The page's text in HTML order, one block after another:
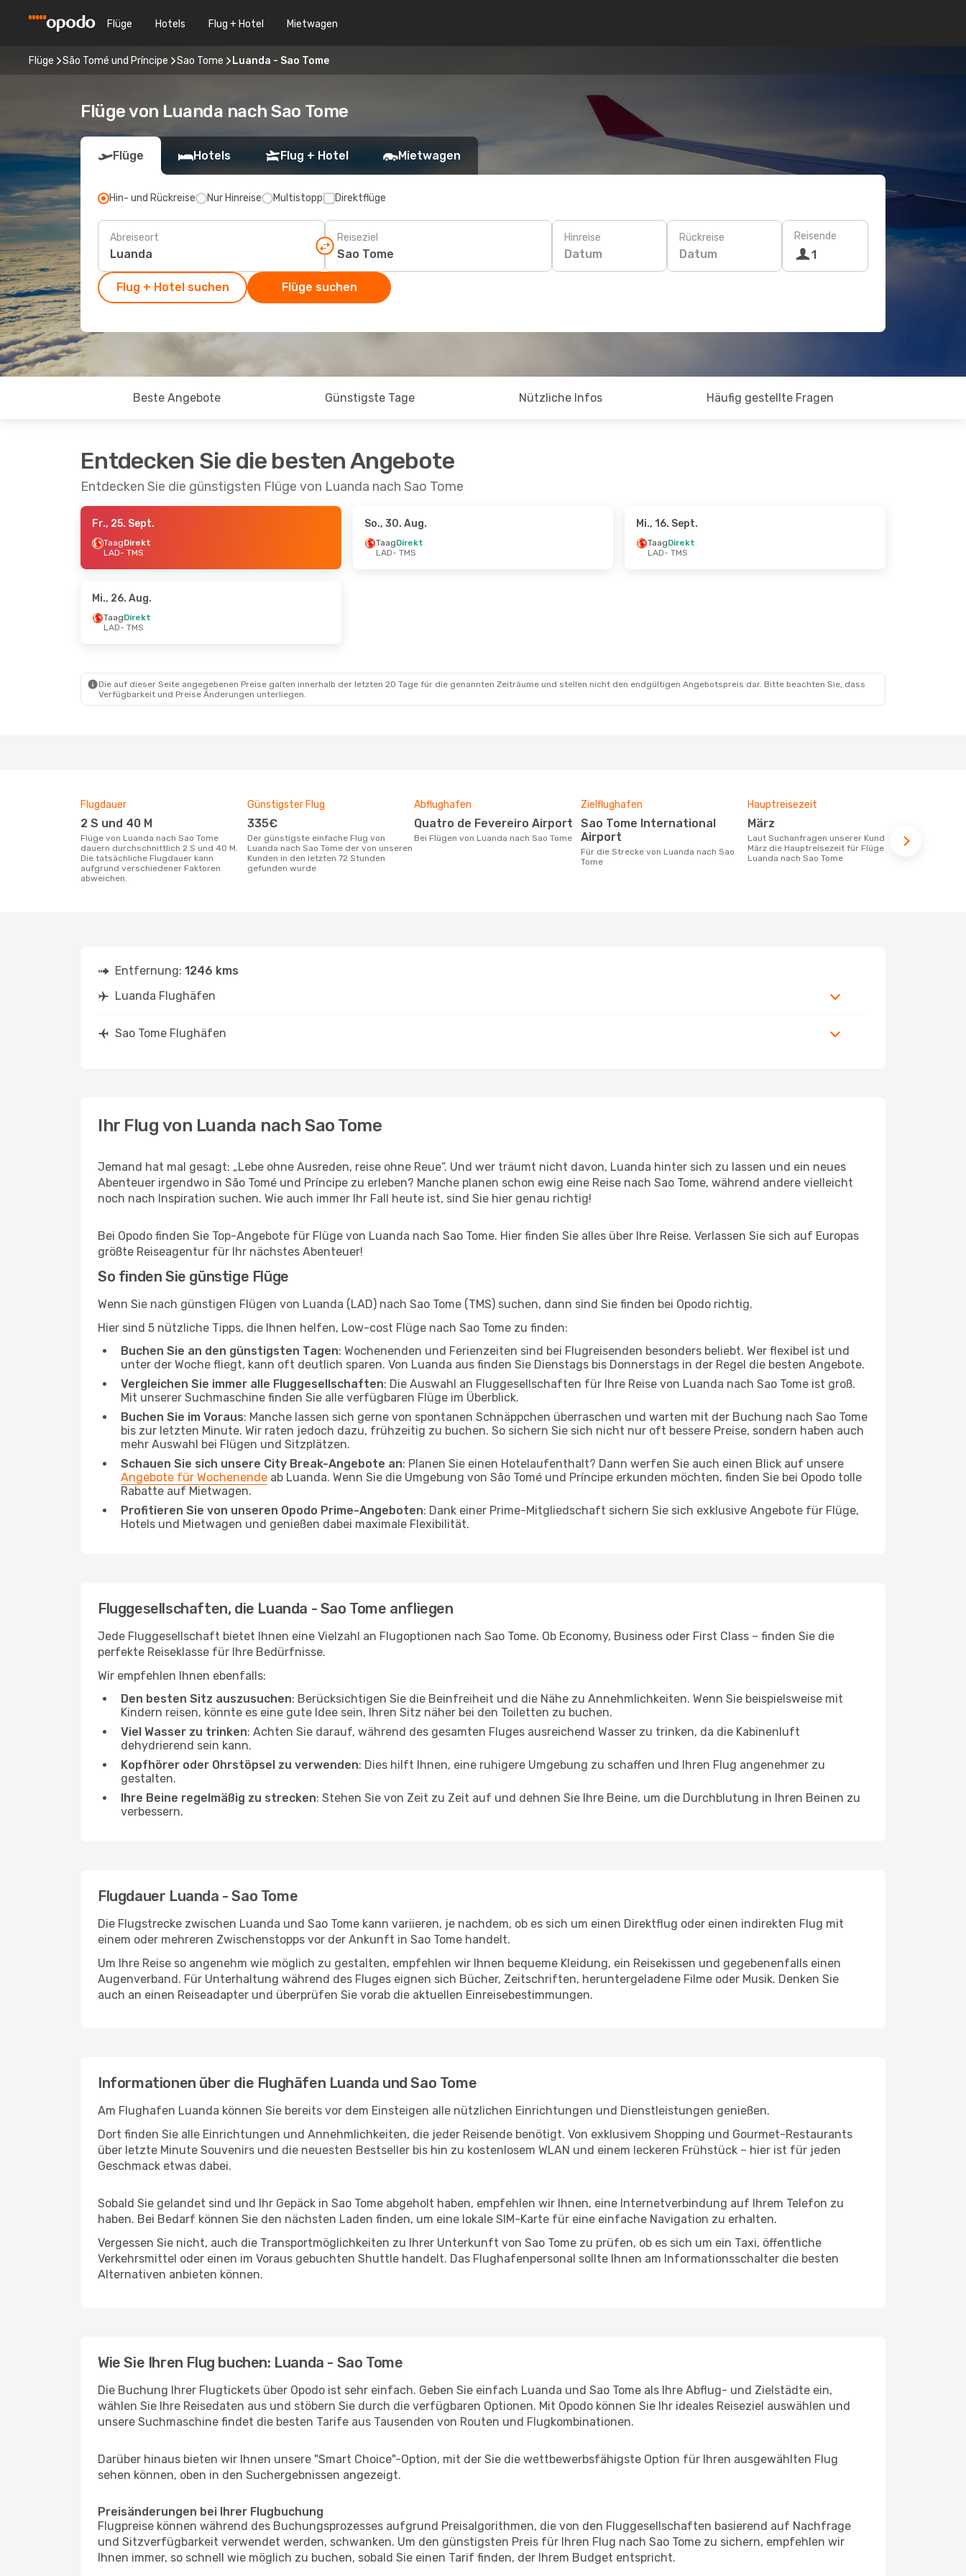
Flüge Hotels Flug + Hotel Mietwagen
Flüge São Tomé und Príncipe Sao Tome Luanda - Sao Tome
Flüge von Luanda nach Sao Tome
Flüge Hotels Flug + Hotel Mietwagen
Hin- und Rückreise Nur Hinreise Multistopp Direktflüge
Abreiseort Reiseziel Hinreise
Datum
Rückreise
Datum
Reisende
1
Flug + Hotel suchen Flüge suchen
Beste Angebote Günstigste Tage Nützliche Infos Häufig gestellte Fragen
Entdecken Sie die besten Angebote
Entdecken Sie die günstigsten Flüge von Luanda nach Sao Tome
Fr., 25. Sept.
TaagDirekt
LAD- TMS
So., 30. Aug.
TaagDirekt
LAD- TMS
Mi., 16. Sept.
TaagDirekt
LAD- TMS
Mi., 26. Aug.
TaagDirekt
LAD- TMS
Die auf dieser Seite angegebenen Preise galten innerhalb der letzten 20 Tage für die genannten Zeiträume und stellen nicht den endgültigen Angebotspreis dar. Bitte beachten Sie, dass
Verfügbarkeit und Preise Änderungen unterliegen.
Flugdauer
2 S und 40 M
Flüge von Luanda nach Sao Tome
dauern durchschnittlich 2 S und 40 M.
Die tatsächliche Flugdauer kann
aufgrund verschiedener Faktoren
abweichen.
Günstigster Flug
335€
Der günstigste einfache Flug von
Luanda nach Sao Tome der von unseren
Kunden in den letzten 72 Stunden
gefunden wurde
Abflughafen
Quatro de Fevereiro Airport
Bei Flügen von Luanda nach Sao Tome
Zielflughafen
Sao Tome International
Airport
Für die Strecke von Luanda nach Sao
Tome
Hauptreisezeit
März
Laut Suchanfragen unserer Kunden ist
März die Hauptreisezeit für Flüge von
Luanda nach Sao Tome
Entfernung: 1246 kms
Luanda Flughäfen
Sao Tome Flughäfen
Ihr Flug von Luanda nach Sao Tome
Jemand hat mal gesagt: „Lebe ohne Ausreden, reise ohne Reue“. Und wer träumt nicht davon, Luanda hinter sich zu lassen und ein neues
Abenteuer irgendwo in São Tomé und Príncipe zu erleben? Manche planen schon ewig eine Reise nach Sao Tome, während andere vielleicht
noch nach Inspiration suchen. Wie auch immer Ihr Fall heute ist, sind Sie hier genau richtig!
Bei Opodo finden Sie Top-Angebote für Flüge von Luanda nach Sao Tome. Hier finden Sie alles über Ihre Reise. Verlassen Sie sich auf Europas
größte Reiseagentur für Ihr nächstes Abenteuer!
So finden Sie günstige Flüge
Wenn Sie nach günstigen Flügen von Luanda (LAD) nach Sao Tome (TMS) suchen, dann sind Sie finden bei Opodo richtig.
Hier sind 5 nützliche Tipps, die Ihnen helfen, Low-cost Flüge nach Sao Tome zu finden:
Buchen Sie an den günstigsten Tagen: Wochenenden und Ferienzeiten sind bei Flugreisenden besonders beliebt. Wer flexibel ist und
unter der Woche fliegt, kann oft deutlich sparen. Von Luanda aus finden Sie Dienstags bis Donnerstags in der Regel die besten Angebote.
Vergleichen Sie immer alle Fluggesellschaften: Die Auswahl an Fluggesellschaften für Ihre Reise von Luanda nach Sao Tome ist groß.
Mit unserer Suchmaschine finden Sie alle verfügbaren Flüge im Überblick.
Buchen Sie im Voraus: Manche lassen sich gerne von spontanen Schnäppchen überraschen und warten mit der Buchung nach Sao Tome
bis zur letzten Minute. Wir raten jedoch dazu, frühzeitig zu buchen. So sichern Sie sich nicht nur oft bessere Preise, sondern haben auch
mehr Auswahl bei Flügen und Sitzplätzen.
Schauen Sie sich unsere City Break-Angebote an: Planen Sie einen Hotelaufenthalt? Dann werfen Sie auch einen Blick auf unsere
Angebote für Wochenende ab Luanda. Wenn Sie die Umgebung von São Tomé und Príncipe erkunden möchten, finden Sie bei Opodo tolle
Rabatte auf Mietwagen.
Profitieren Sie von unseren Opodo Prime-Angeboten: Dank einer Prime-Mitgliedschaft sichern Sie sich exklusive Angebote für Flüge,
Hotels und Mietwagen und genießen dabei maximale Flexibilität.
Fluggesellschaften, die Luanda - Sao Tome anfliegen
Jede Fluggesellschaft bietet Ihnen eine Vielzahl an Flugoptionen nach Sao Tome. Ob Economy, Business oder First Class – finden Sie die
perfekte Reiseklasse für Ihre Bedürfnisse.
Wir empfehlen Ihnen ebenfalls:
Den besten Sitz auszusuchen: Berücksichtigen Sie die Beinfreiheit und die Nähe zu Annehmlichkeiten. Wenn Sie beispielsweise mit
Kindern reisen, könnte es eine gute Idee sein, Ihren Sitz näher bei den Toiletten zu buchen.
Viel Wasser zu trinken: Achten Sie darauf, während des gesamten Fluges ausreichend Wasser zu trinken, da die Kabinenluft
dehydrierend sein kann.
Kopfhörer oder Ohrstöpsel zu verwenden: Dies hilft Ihnen, eine ruhigere Umgebung zu schaffen und Ihren Flug angenehmer zu
gestalten.
Ihre Beine regelmäßig zu strecken: Stehen Sie von Zeit zu Zeit auf und dehnen Sie Ihre Beine, um die Durchblutung in Ihren Beinen zu
verbessern.
Flugdauer Luanda - Sao Tome
Die Flugstrecke zwischen Luanda und Sao Tome kann variieren, je nachdem, ob es sich um einen Direktflug oder einen indirekten Flug mit
einem oder mehreren Zwischenstopps vor der Ankunft in Sao Tome handelt.
Um Ihre Reise so angenehm wie möglich zu gestalten, empfehlen wir Ihnen bequeme Kleidung, ein Reisekissen und gegebenenfalls einen
Augenverband. Für Unterhaltung während des Fluges eignen sich Bücher, Zeitschriften, heruntergeladene Filme oder Musik. Denken Sie
auch an einen Reiseadapter und überprüfen Sie vorab die aktuellen Einreisebestimmungen.
Informationen über die Flughäfen Luanda und Sao Tome
Am Flughafen Luanda können Sie bereits vor dem Einsteigen alle nützlichen Einrichtungen und Dienstleistungen genießen.
Dort finden Sie alle Einrichtungen und Annehmlichkeiten, die jeder Reisende benötigt. Von exklusivem Shopping und Gourmet-Restaurants
über letzte Minute Souvenirs und die neuesten Bestseller bis hin zu kostenlosem WLAN und einem leckeren Frühstück – hier ist für jeden
Geschmack etwas dabei.
Sobald Sie gelandet sind und Ihr Gepäck in Sao Tome abgeholt haben, empfehlen wir Ihnen, eine Internetverbindung auf Ihrem Telefon zu
haben. Bei Bedarf können Sie den nächsten Laden finden, um eine lokale SIM-Karte für eine einfache Navigation zu erhalten.
Vergessen Sie nicht, auch die Transportmöglichkeiten zu Ihrer Unterkunft von Sao Tome zu prüfen, ob es sich um ein Taxi, öffentliche
Verkehrsmittel oder einen im Voraus gebuchten Shuttle handelt. Das Flughafenpersonal sollte Ihnen am Informationsschalter die besten
Alternativen anbieten können.
Wie Sie Ihren Flug buchen: Luanda - Sao Tome
Die Buchung Ihrer Flugtickets über Opodo ist sehr einfach. Geben Sie einfach Luanda und Sao Tome als Ihre Abflug- und Zielstädte ein,
wählen Sie Ihre Reisedaten aus und stöbern Sie durch die verfügbaren Optionen. Mit Opodo können Sie Ihr ideales Reiseziel auswählen und
unsere Suchmaschine findet die besten Tarife aus Tausenden von Routen und Flugkombinationen.
Darüber hinaus bieten wir Ihnen unsere "Smart Choice"-Option, mit der Sie die wettbewerbsfähigste Option für Ihren ausgewählten Flug
sehen können, oben in den Suchergebnissen angezeigt.
Preisänderungen bei Ihrer Flugbuchung
Flugpreise können während des Buchungsprozesses aufgrund Preisalgorithmen, die von den Fluggesellschaften basierend auf Nachfrage
und Sitzverfügbarkeit verwendet werden, schwanken. Um den günstigsten Preis für Ihren Flug nach Sao Tome zu sichern, empfehlen wir
Ihnen immer, so schnell wie möglich zu buchen, sobald Sie einen Tarif finden, der Ihrem Budget entspricht.